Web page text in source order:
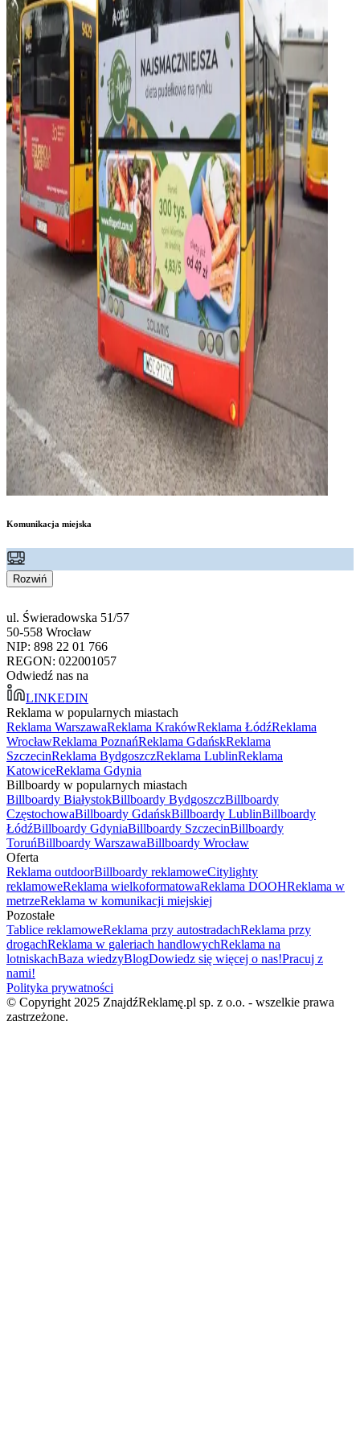
Komunikacja miejska
Rozwiń
ul. Świeradowska 51/57
50-558 Wrocław
NIP: 898 22 01 766
REGON: 022001057
Odwiedź nas na
LINKEDIN
Reklama w popularnych miastach
Reklama WarszawaReklama KrakówReklama ŁódźReklama
WrocławReklama PoznańReklama GdańskReklama
SzczecinReklama BydgoszczReklama LublinReklama
KatowiceReklama Gdynia
Billboardy w popularnych miastach
Billboardy BiałystokBillboardy BydgoszczBillboardy
CzęstochowaBillboardy GdańskBillboardy LublinBillboardy
ŁódźBillboardy GdyniaBillboardy SzczecinBillboardy
ToruńBillboardy WarszawaBillboardy Wrocław
Oferta
Reklama outdoorBillboardy reklamoweCitylighty
reklamoweReklama wielkoformatowaReklama DOOHReklama w
metrzeReklama w komunikacji miejskiej
Pozostałe
Tablice reklamoweReklama przy autostradachReklama przy
drogachReklama w galeriach handlowychReklama na
lotniskachBaza wiedzyBlogDowiedz się więcej o nas!Pracuj z
nami!
Polityka prywatności
© Copyright 2025 ZnajdźReklamę.pl sp. z o.o. - wszelkie prawa
zastrzeżone.